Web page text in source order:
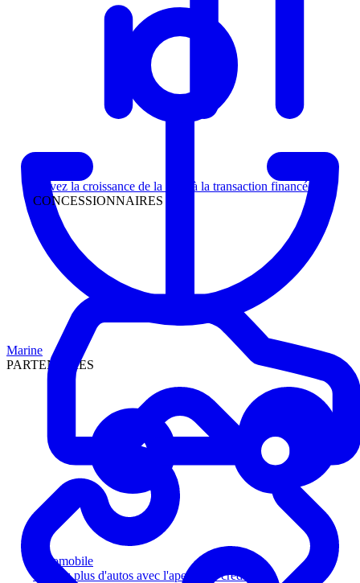
Suivez la croissance de la piste à la transaction financée
CONCESSIONNAIRES
Automobile
Vendez plus d'autos avec l'aperçu de crédit
Marine
PARTENAIRES